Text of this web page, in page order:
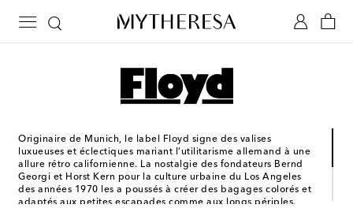
Originaire de Munich, le label Floyd signe des valises
luxueuses et éclectiques mariant l’utilitarisme allemand à une
allure rétro californienne. La nostalgie des fondateurs Bernd
Georgi et Horst Kern pour la culture urbaine du Los Angeles
des années 1970 les a poussés à créer des bagages colorés et
adaptés aux petites escapades comme aux longs périples.